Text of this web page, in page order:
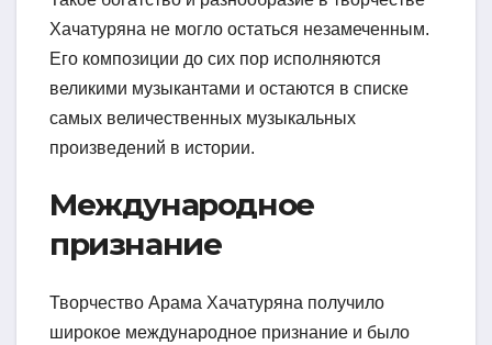
Хачатуряна не могло остаться незамеченным.
Его композиции до сих пор исполняются
великими музыкантами и остаются в списке
самых величественных музыкальных
произведений в истории.
Международное
признание
Творчество Арама Хачатуряна получило
широкое международное признание и было